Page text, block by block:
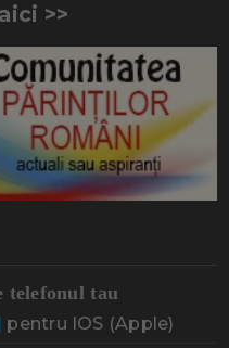
>>
telefonul tau
| pentru IOS (Apple)